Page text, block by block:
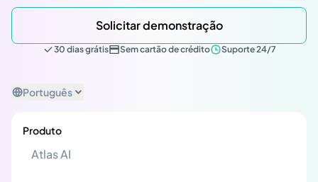
Solicitar demonstração
30 dias grátis Sem cartão de crédito Suporte 24/7
Português
Produto
Atlas AI